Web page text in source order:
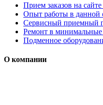
Прием заказов на
Опыт работы в данной
Сервисный приемный
Ремонт в минимальные
Подменное
О компании